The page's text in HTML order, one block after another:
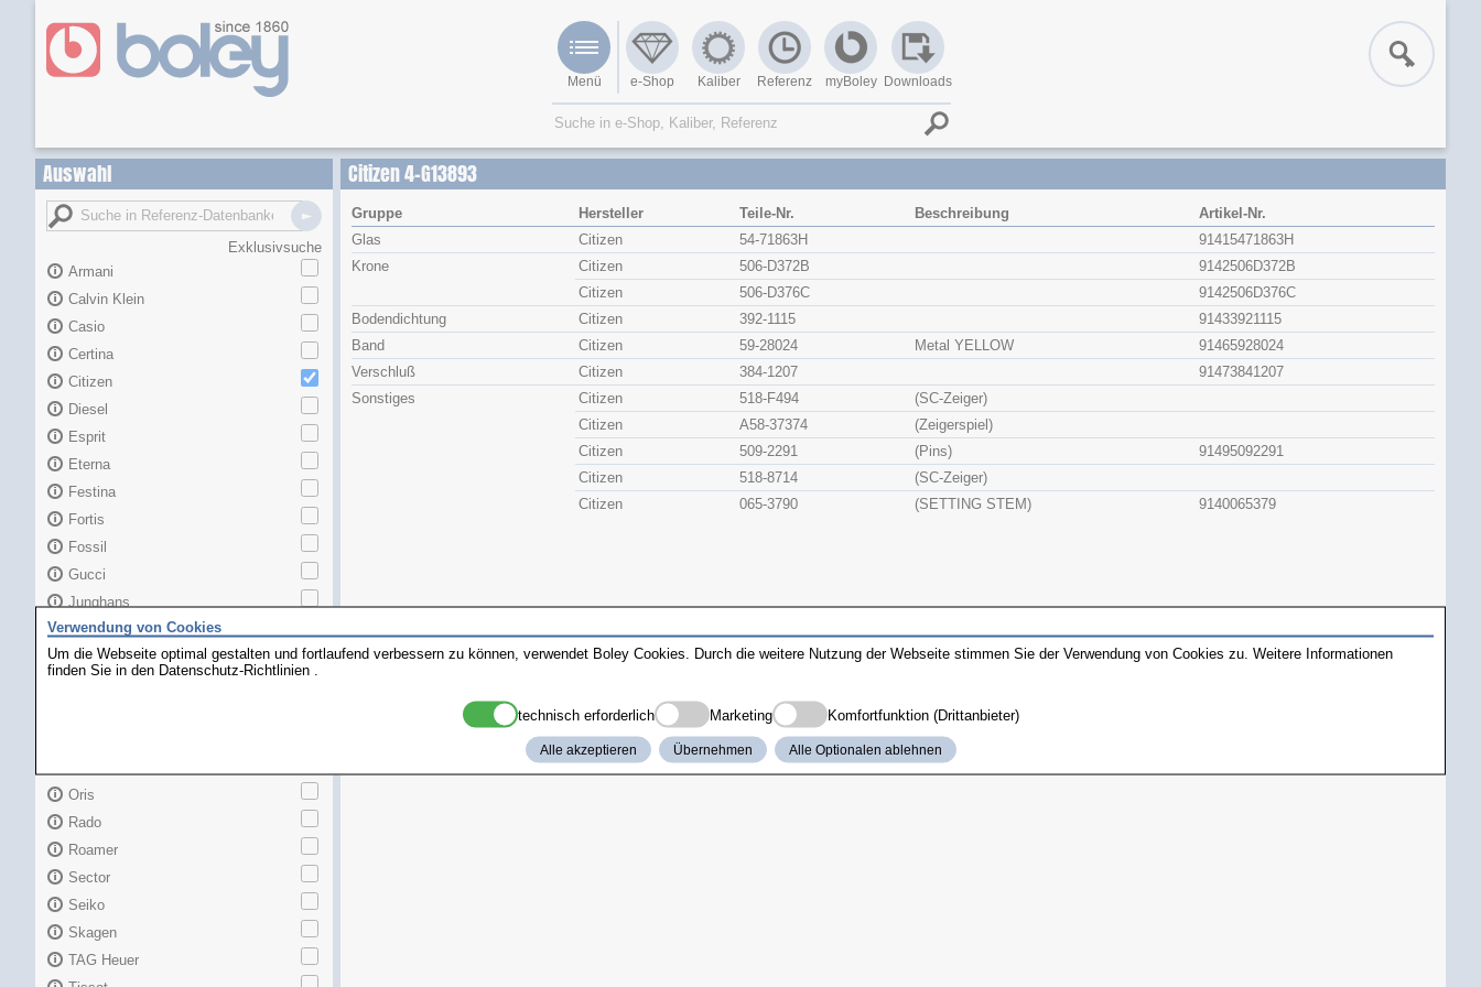
Menü e-Shop Kaliber Referenz myBoley Downloads
Auswahl
Exklusivsuche
Armani
Calvin Klein
Casio
Certina
Citizen
Diesel
Esprit
Eterna
Festina
Fortis
Fossil
Gucci
Junghans
Longines
Maurice Lacroix
Oris
Rado
Roamer
Sector
Seiko
Skagen
TAG Heuer
Citizen 4-G13893
Gruppe Hersteller Teile-Nr. Beschreibung
Artikel-Nr.
Glas
Citizen 54-71863H
91415471863H
Krone
Citizen 506-D372B
9142506D372B
Citizen
506-D376C
9142506D376C
Bodendichtung
Citizen 392-1115
91433921115
Band
Citizen 59-28024 Metal YELLOW
91465928024
Verschluß
Citizen 384-1207
91473841207
Sonstiges
Citizen 518-F494
(SC-Zeiger)
Citizen
A58-37374
(Zeigerspiel)
Citizen
509-2291 (Pins)
91495092291
Citizen
518-8714
(SC-Zeiger)
Citizen
065-3790 (SETTING STEM) 9140065379
Verwendung von Cookies
Um die Webseite optimal gestalten und fortlaufend verbessern zu können, verwendet Boley Cookies. Durch die weitere Nutzung der Webseite stimmen Sie der Verwendung von Cookies zu. Weitere Informationen
finden Sie in den Datenschutz-Richtlinien
technisch erforderlich Marketing Komfortfunktion (Drittanbieter)
Alle akzeptieren Übernehmen Alle Optionalen ablehnen